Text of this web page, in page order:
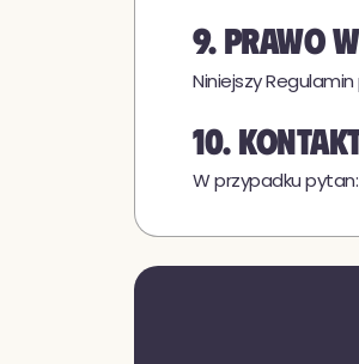
9. Prawo
Niniejszy
10.
W przypadku pytan: